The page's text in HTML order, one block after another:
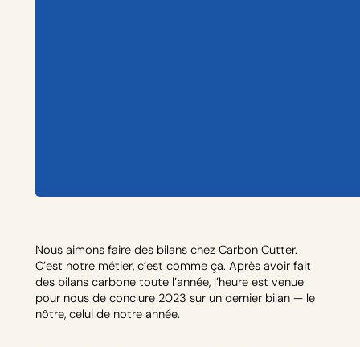
Nous aimons faire des bilans chez Carbon Cutter.
C’est notre métier, c’est comme ça. Après avoir fait
des bilans carbone toute l’année, l’heure est venue
pour nous de conclure 2023 sur un dernier bilan — le
nôtre, celui de notre année.